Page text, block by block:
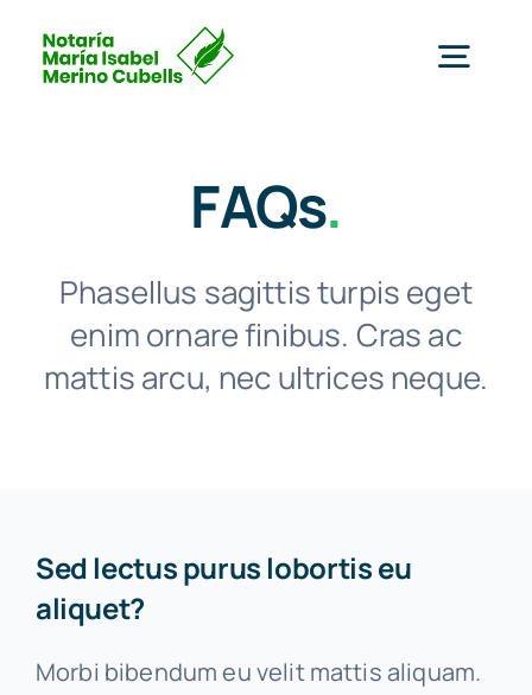
Nosotros
FAQs.
Phasellus sagittis turpis eget
enim ornare finibus. Cras ac
mattis arcu, nec ultrices neque.
Sed lectus purus lobortis eu
aliquet?
Morbi bibendum eu velit mattis aliquam.